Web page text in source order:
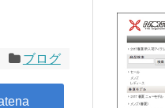
ブログ